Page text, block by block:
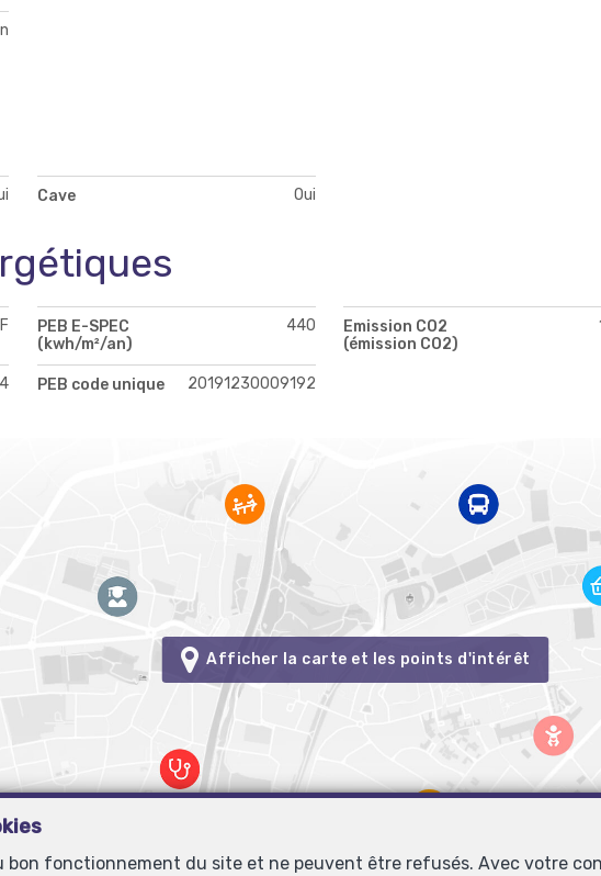
Cave Oui
F
PEB E-SPEC
(kwh/m²/an)
440
Emission CO2
(émission CO2)
PEB code unique 20191230009192
Afficher la carte et les points d'intérêt
bon fonctionnement du site et ne peuvent être refusés. Avec votre